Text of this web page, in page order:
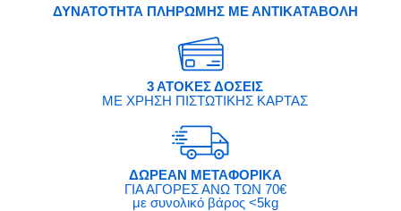
ΔΥΝΑΤΟΤΗΤΑ ΠΛΗΡΩΜΗΣ ΜΕ ΑΝΤΙΚΑΤΑΒΟΛΗ
3 ΑΤΟΚΕΣ ΔΟΣΕΙΣ
ΜΕ ΧΡΗΣΗ ΠΙΣΤΩΤΙΚΗΣ ΚΑΡΤΑΣ
ΔΩΡΕΑΝ ΜΕΤΑΦΟΡΙΚΑ
ΓΙΑ ΑΓΟΡΕΣ ΑΝΩ ΤΩΝ 70€
με συνολικό βάρος <5kg